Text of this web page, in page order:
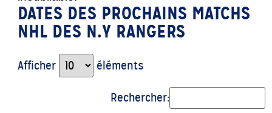
DATES DES PROCHAINS MATCHS
NHL DES N.Y RANGERS
Afficher éléments
Rechercher: